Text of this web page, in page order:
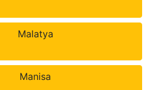
Malatya
Manisa